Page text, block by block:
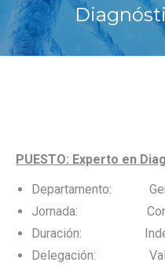
PUESTO: Experto en
Departamento:
Jornada:
Duración:
Delegación: